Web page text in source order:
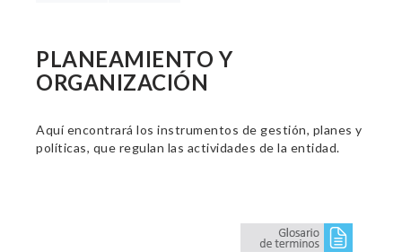
PLANEAMIENTO Y
ORGANIZACIÓN
Aquí encontrará los instrumentos de gestión, planes y
políticas, que regulan las actividades de la entidad.